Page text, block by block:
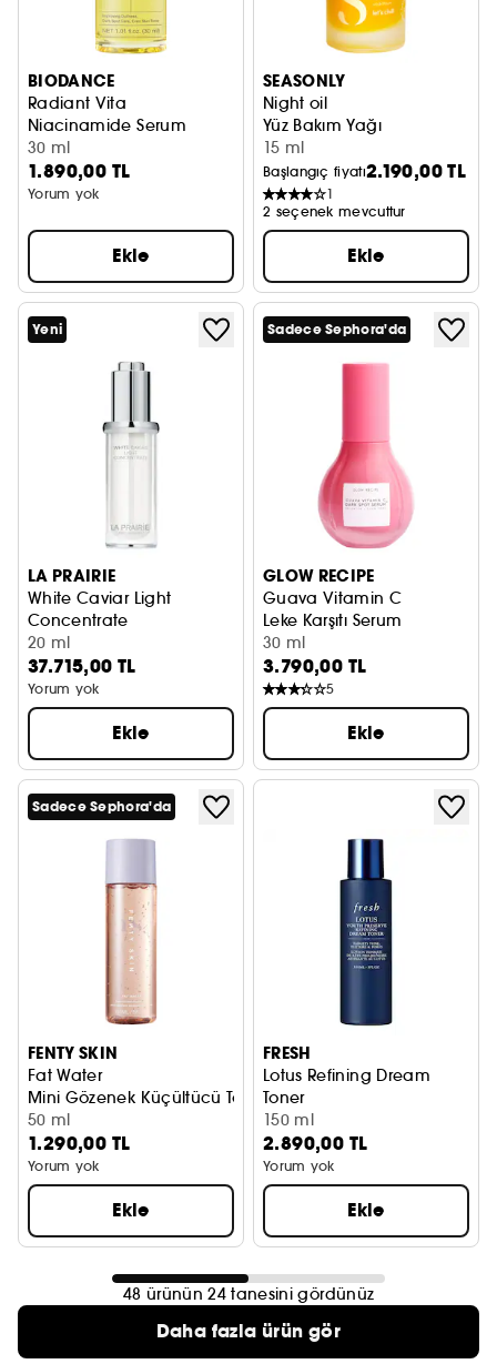
BIODANCE
Radiant Vita
Niacinamide Serum
Aydınlatıcı ve cilt tonu eşitleyici serum
30 ml
1.890,00 TL
Yorum yok
Ekle
SEASONLY
Night oil
Yüz Bakım Yağı
15 ml
Başlangıç fiyatı2.190,00 TL
1
2 seçenek mevcuttur
Ekle
Yeni
LA PRAIRIE
White Caviar Light
Concentrate
Konsantre Serum
20 ml
37.715,00 TL
Yorum yok
Ekle
Sadece Sephora'da
GLOW RECIPE
Guava Vitamin C
Leke Karşıtı Serum
30 ml
3.790,00 TL
5
Ekle
Sadece Sephora'da
FENTY SKIN
Fat Water
Mini Gözenek Küçültücü Tonik Serum
50 ml
1.290,00 TL
Yorum yok
Ekle
FRESH
Lotus Refining Dream
Toner
Leke karşıtı lotus tonik
150 ml
2.890,00 TL
Yorum yok
Ekle
48 ürünün 24 tanesini gördünüz
Daha fazla ürün gör